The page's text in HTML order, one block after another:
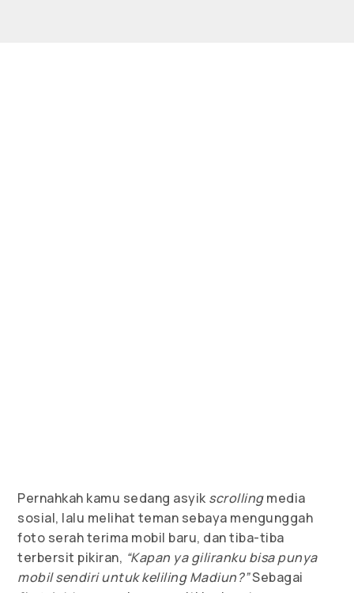
Pernahkah kamu sedang asyik scrollingmedia
sosial, lalu melihat teman sebaya mengunggah
foto serah terima mobil baru, dan tiba-tiba
terbersit pikiran, “Kapan ya giliranku bisa punya
mobil sendiri untuk keliling Madiun?”Sebagai